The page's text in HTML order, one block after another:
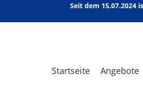
Seit dem
Startseite Angebote